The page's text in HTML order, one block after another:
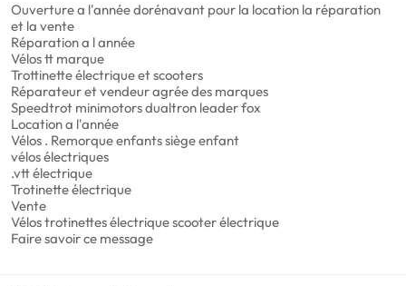
Ouverture a l'année dorénavant pour la location la réparation
et la vente
Réparation a l année
Vélos tt marque
Trottinette électrique et scooters
Réparateur et vendeur agrée des marques
Speedtrot minimotors dualtron leader fox
Location a l'année
Vélos . Remorque enfants siège enfant
vélos électriques
.vtt électrique
Trotinette électrique
Vente
Vélos trotinettes électrique scooter électrique
Faire savoir ce message